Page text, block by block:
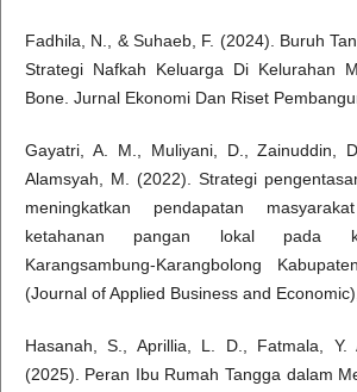
Fadhila, N., & Suhaeb, F. (2024). Buruh
Strategi Nafkah Keluarga Di Kelurahan
Bone. Jurnal Ekonomi Dan Riset
Gayatri, A. M., Muliyani, D., Zainuddin,
Alamsyah, M. (2022). Strategi
meningkatkan pendapatan
ketahanan pangan lokal pada
Karangsambung-Karangbolong
(Journal of Applied Business and
Hasanah, S., Aprillia, L. D., Fatmala,
(2025). Peran Ibu Rumah Tangga dalam